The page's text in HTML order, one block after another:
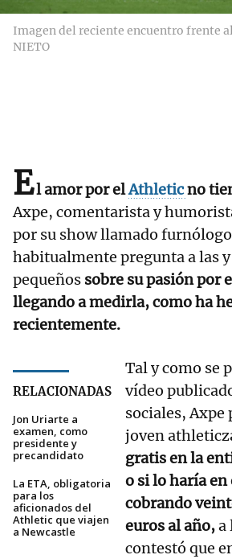
Imagen del reciente encuentro frente
NIETO
El amor por elAthleticno
Axpe, comentarista y
por su show llamado
habitualmente pregunta a las
pequeños sobre su pasión por
llegando a medirla, como ha
recientemente.
RELACIONADAS
Jon Uriarte a
examen, como
presidente y
precandidato
La ETA, obligatoria
para los
aficionados del
Athletic que viajen
a Newcastle
Tal y como se
vídeo
sociales, Axpe
joven
gratis en la
o si lo haría
cobrando
euros al año,a
contestó que